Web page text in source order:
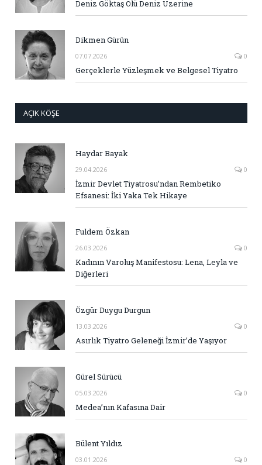
Deniz Göktaş Ölü Deniz Üzerine
Dikmen Gürün
07.07.2026 0
Gerçeklerle Yüzleşmek ve Belgesel Tiyatro
AÇIK KÖŞE
Haydar Bayak
29.04.2026 0
İzmir Devlet Tiyatrosu’ndan Rembetiko
Efsanesi: İki Yaka Tek Hikaye
Fuldem Özkan
26.03.2026 0
Kadının Varoluş Manifestosu: Lena, Leyla ve
Diğerleri
Özgür Duygu Durgun
13.03.2026 0
Asırlık Tiyatro Geleneği İzmir’de Yaşıyor
Gürel Sürücü
05.03.2026 0
Medea’nın Kafasına Dair
Bülent Yıldız
03.01.2026 0